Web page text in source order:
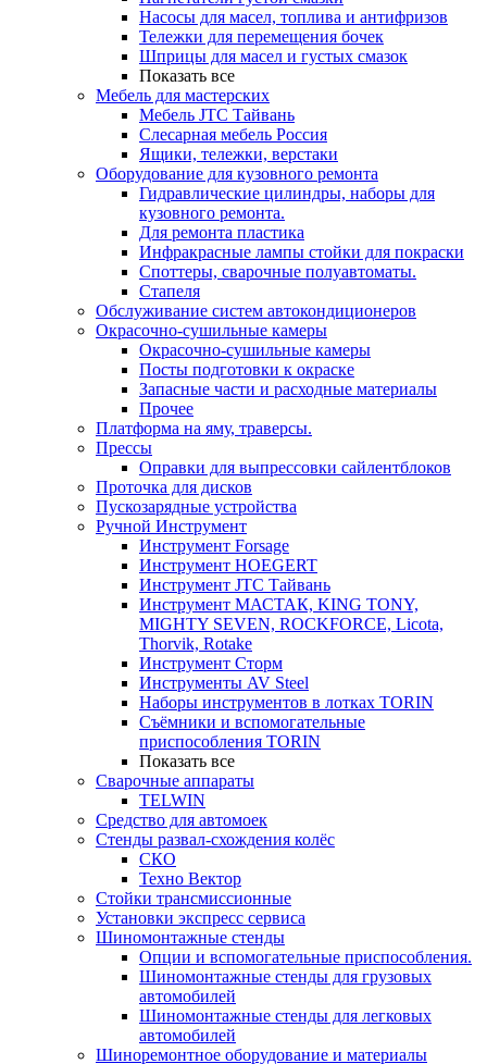
Насосы для масел, топлива и антифризов
Тележки для перемещения бочек
Шприцы для масел и густых смазок
Показать все
Мебель для мастерских
Мебель JTC Тайвань
Слесарная мебель Россия
Ящики, тележки, верстаки
Оборудование для кузовного ремонта
Гидравлические цилиндры, наборы для
кузовного ремонта.
Для ремонта пластика
Инфракрасные лампы стойки для покраски
Споттеры, сварочные полуавтоматы.
Стапеля
Обслуживание систем автокондиционеров
Окрасочно-сушильные камеры
Окрасочно-сушильные камеры
Посты подготовки к окраске
Запасные части и расходные материалы
Прочее
Платформа на яму, траверсы.
Прессы
Оправки для выпрессовки сайлентблоков
Проточка для дисков
Пускозарядные устройства
Ручной Инструмент
Инструмент Forsage
Инструмент HOEGERT
Инструмент JTC Тайвань
Инструмент МАСТАК, KING TONY,
MIGHTY SEVEN, ROCKFORCE, Licota,
Thorvik, Rotake
Инструмент Сторм
Инструменты AV Steel
Наборы инструментов в лотках TORIN
Съёмники и вспомогательные
приспособления TORIN
Показать все
Сварочные аппараты
TELWIN
Средство для автомоек
Стенды развал-схождения колёс
СКО
Техно Вектор
Стойки трансмиссионные
Установки экспресс сервиса
Шиномонтажные стенды
Опции и вспомогательные приспособления.
Шиномонтажные стенды для грузовых
автомобилей
Шиномонтажные стенды для легковых
автомобилей
Шиноремонтное оборудование и материалы